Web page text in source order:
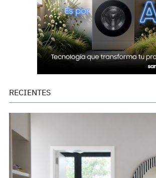
RECIENTES